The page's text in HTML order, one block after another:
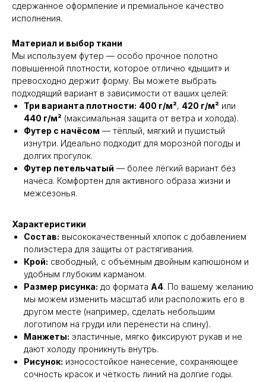
сдержанное оформление и премиальное качество
исполнения.
Материал и выбор ткани
Мы используем футер — особо прочное полотно
повышенной плотности, которое отлично «дышит» и
превосходно держит форму. Вы можете выбрать
подходящий вариант в зависимости от ваших целей:
Три варианта плотности: 400 г/м², 420 г/м² или
440 г/м² (максимальная защита от ветра и холода).
Футер с начёсом — тёплый, мягкий и пушистый
изнутри. Идеально подходит для морозной погоды и
долгих прогулок.
Футер петельчатый — более лёгкий вариант без
начёса. Комфортен для активного образа жизни и
межсезонья.
Характеристики
Состав: высококачественный хлопок с добавлением
полиэстера для защиты от растягивания.
Крой: свободный, с объёмным двойным капюшоном и
удобным глубоким карманом.
Размер рисунка: до формата А4. По вашему желанию
мы можем изменить масштаб или расположить его в
другом месте (например, сделать небольшим
логотипом на груди или перенести на спину).
Манжеты: эластичные, мягко фиксируют рукав и не
дают холоду проникнуть внутрь.
Рисунок: износостойкое нанесение, сохраняющее
сочность красок и чёткость линий на долгие годы.